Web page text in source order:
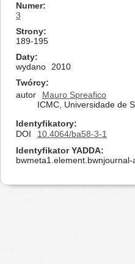
Numer
3
Strony
189-195
Daty
wydano
2010
Twórcy
autor
Mauro Spreafico
ICMC, Universidade de
Identyfikatory
DOI
10.4064/ba58-3-1
Identyfikator YADDA